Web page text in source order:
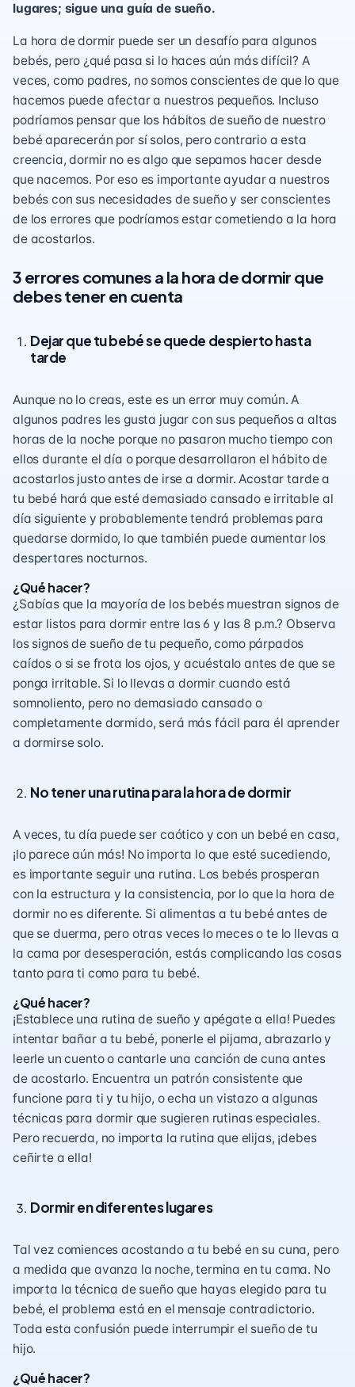
lugares; sigue una guía de sueño.
La hora de dormir puede ser un desafío para algunos
bebés, pero ¿qué pasa si lo haces aún más difícil? A
veces, como padres, no somos conscientes de que lo que
hacemos puede afectar a nuestros pequeños. Incluso
podríamos pensar que los hábitos de sueñode nuestro
bebé aparecerán por sí solos, pero contrario a esta
creencia, dormir no es algo que sepamos hacer desde
que nacemos. Por eso es importante ayudar a nuestros
bebés con sus necesidades de sueño y ser conscientes
de los errores que podríamos estar cometiendo a la hora
de acostarlos.
3 errores comunes a la hora de dormir que
debes tener en cuenta
Dejar que tu bebé se quede despierto hasta
tarde
Aunque no lo creas, este es un error muy común. A
algunos padres les gusta jugar con sus pequeños a altas
horas de la noche porque no pasaron mucho tiempo con
ellos durante el día o porque desarrollaron el hábito de
acostarlos justo antes de irse a dormir. Acostar tarde a
tu bebé hará que esté demasiado cansado e irritable al
día siguiente y probablemente tendrá problemas para
quedarse dormido, lo que también puede aumentar los
despertares nocturnos.
¿Qué hacer?
¿Sabías que la mayoría de los bebés muestran signos de
estar listos para dormir entre las 6 y las 8 p.m.? Observa
los signos de sueño de tu pequeño, como párpados
caídos o si se frota los ojos, y acuéstalo antes de que se
ponga irritable. Si lo llevas a dormir cuando está
somnoliento, pero no demasiado cansado ​​o
completamente dormido, será más fácil para él aprender
a dormirse solo.
No tener una rutina para la hora de dormir
A veces, tu día puede ser caótico y con un bebé en casa,
¡lo parece aún más! No importa lo que esté sucediendo,
es importante seguir una rutina. Los bebés prosperan
con la estructura y la consistencia, por lo que la hora de
dormir no es diferente. Si alimentas a tu bebé antes de
que se duerma, pero otras veces lo meces o te lo llevas a
la cama por desesperación, estás complicando las cosas
tanto para ti como para tu bebé.
¿Qué hacer?
¡Establece una rutina de sueñoy apégate a ella! Puedes
intentar bañar a tu bebé, ponerle el pijama, abrazarlo y
leerle un cuento o cantarle una canción de cuna antes
de acostarlo. Encuentra un patrón consistente que
funcione para ti y tu hijo, o echa un vistazo a algunas
técnicas para dormir que sugieren rutinas especiales.
Pero recuerda, no importa la rutina que elijas, ¡debes
ceñirte a ella!
Dormir en diferentes lugares
Tal vez comiences acostando a tu bebé en su cuna, pero
a medida que avanza la noche, termina en tu cama. No
importa la técnica de sueño que hayas elegido para tu
bebé, el problema está en el mensaje contradictorio.
Toda esta confusión puede interrumpir el sueño de tu
hijo.
¿Qué hacer?